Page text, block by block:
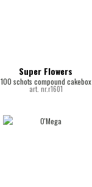
Super Flowers
100 schots compound cakebox
art. nr.r1601